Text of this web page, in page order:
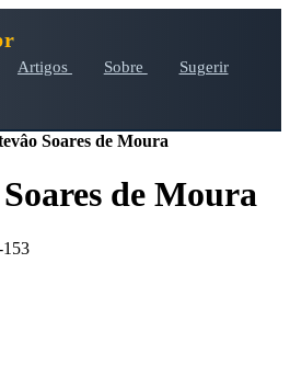
Artigos Sobre
Sugerir
Soares de Moura
de Moura
153